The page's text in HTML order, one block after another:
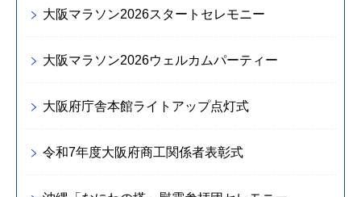
大阪マラソン2026スタートセレモニー
大阪マラソン2026ウェルカムパーティー
大阪府庁舎本館ライトアップ点灯式
令和7年度大阪府商工関係者表彰式